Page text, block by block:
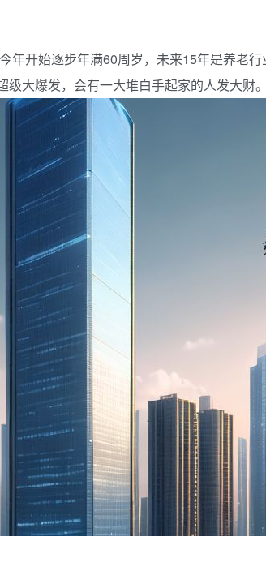
开始逐步年满60周岁，未来15年是养老
大爆发，会有一大堆白手起家的人发大财